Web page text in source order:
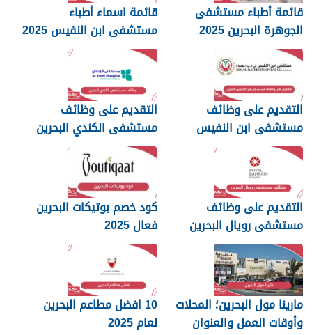
قائمة أطباء مستشفى
الجوهرة البحرين 2025
قائمة اسماء أطباء
مستشفى ابن النفيس 2025
التقديم على وظائف
مستشفى ابن النفيس
البحرين 2025
التقديم على وظائف
مستشفى الكندي البحرين
2025
التقديم على وظائف
مستشفى رويال البحرين
2025
كود خصم بوتيكات البحرين
فعال 2025
مارينا مول البحرين؛ المحلات
وأوقات العمل والعنوان
10 افضل مطاعم البحرين
لعام 2025